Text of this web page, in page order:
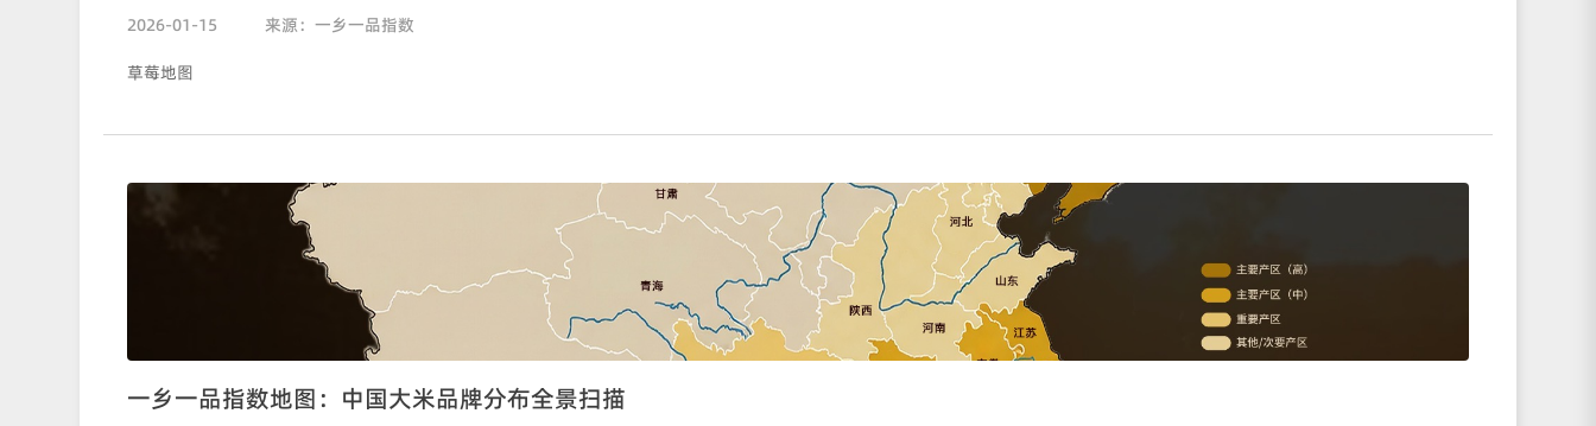
2026-01-15
来源：一乡一品指数
草莓地图
一乡一品指数地图：中国大米品牌分布全景扫描